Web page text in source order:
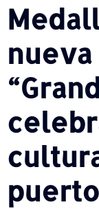
nueva